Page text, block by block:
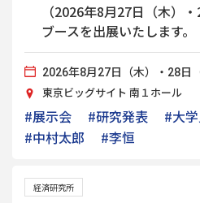
（2026年8月27日（木）
ブースを出展いたします。
2026年8月27日（木）・28
東京ビッグサイト 南１ホール
#展示会 #研究発表 #大
#中村太郎
#李恒
経済研究所